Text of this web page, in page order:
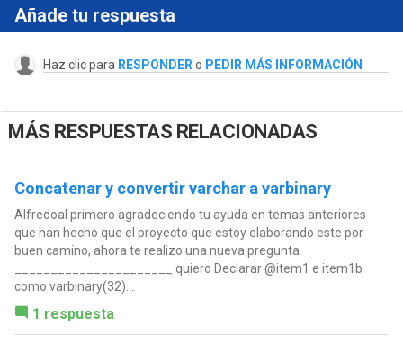
Añade tu respuesta
Haz clic para RESPONDER o PEDIR MÁS INFORMACIÓN
MÁS RESPUESTAS RELACIONADAS
Concatenar y convertir varchar a varbinary
Alfredoal primero agradeciendo tu ayuda en temas anteriores
que han hecho que el proyecto que estoy elaborando este por
buen camino, ahora te realizo una nueva pregunta
______________________ quiero Declarar @item1 e item1b
como varbinary(32)...
1 respuesta